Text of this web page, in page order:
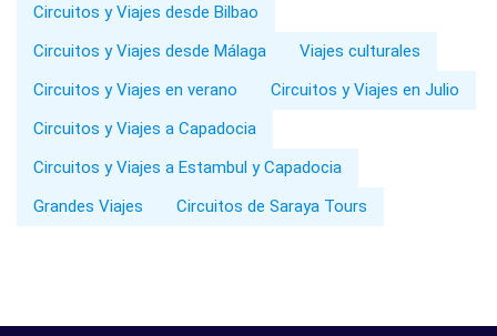
Circuitos y Viajes desde Bilbao
Circuitos y Viajes desde Málaga
Viajes culturales
Circuitos y Viajes en verano
Circuitos y Viajes en Julio
Circuitos y Viajes a Capadocia
Circuitos y Viajes a Estambul y Capadocia
Grandes Viajes
Circuitos de Saraya Tours